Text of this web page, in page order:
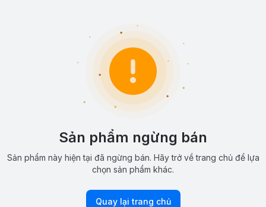
Sản phẩm ngừng bán
Sản phẩm này hiện tại đã ngừng bán. Hãy trở về trang chủ để lựa
chọn sản phẩm khác.
Quay lại trang chủ